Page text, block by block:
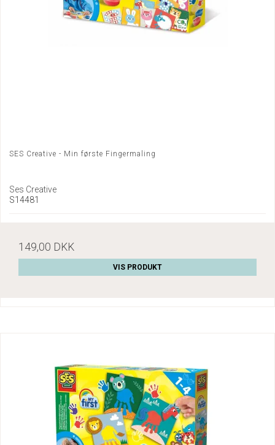
SES Creative - Min første Fingermaling
Ses Creative
S14481
149,00 DKK
VIS PRODUKT